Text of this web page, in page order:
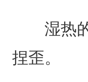
湿热的
捏歪。